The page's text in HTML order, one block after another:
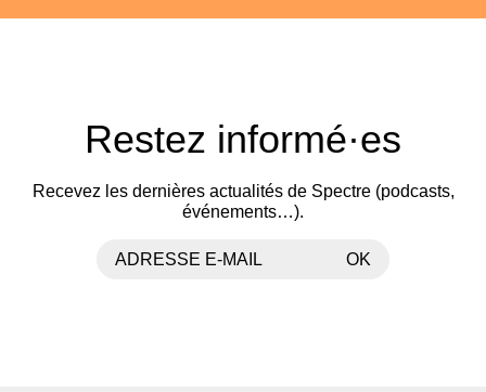
Restez informé·es
Recevez les dernières actualités de Spectre (podcasts,
événements…).
ADRESSE E-MAIL OK